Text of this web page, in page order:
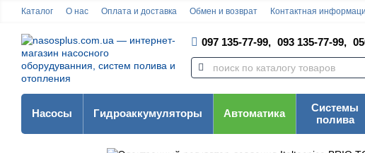
Каталог О нас Оплата и доставка Обмен и возврат Контактная
097 135-77-99, 093 135-77-99,
Насосы Гидроаккумуляторы Автоматика
Системы
полива